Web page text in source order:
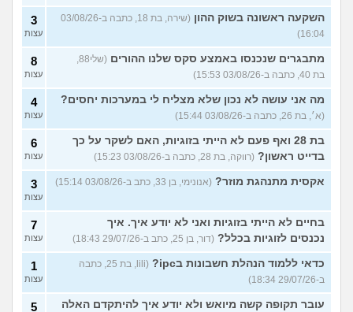
השקעה ראשונה בשוק ההון
(שירה, בת 18, כתבה ב-03/08/26
16:04)
3
עצות
מתבגרים שנכנסו באמצע סקס שלנו ההורים
בת 40, כתבה ב-03/08/26 15:53)
8
עצות
מה אני עושה לא נכון שלא מצליח לי במערכות יחסים?
(א׳, בת 26, כתבה ב-03/08/26 15:44)
4
עצות
בת 28 ואף פעם לא הייתי בזוגיות, האם לשקר על כך
בדייט ראשון? (רווקה, בת 28, כתבה ב-03/08/26 15:23)
6
עצות
אקסית מתנהגת מוזר? (אנונימי, בן 33, כתב ב-03/08/26 15:14) 3
עצות
בחיים לא הייתי בזוגיות ואני לא יודע איך. איך
נכנסים לזוגיות בכלל? (דור, בן 25, כתב ב-29/07/26 18:43)
7
עצות
כדאי ללמוד הנהלת חשבונות בipc?
(lili, בת 25, כתבה
ב-29/07/26 18:34)
1
עצות
עובר תקופה קשה מיואש ולא יודע איך להיתקדם האלה 5